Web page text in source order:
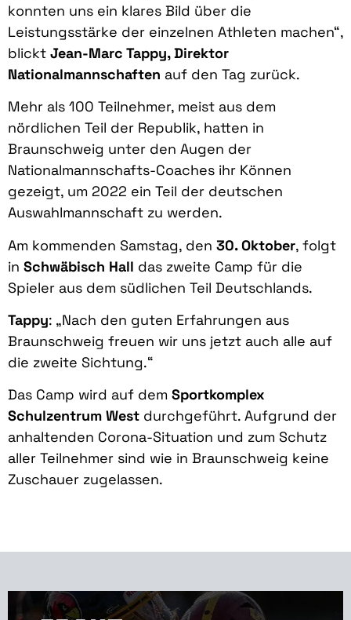
konnten uns ein klares Bild über die
Leistungsstärke der einzelnen Athleten machen“,
blickt Jean-Marc Tappy, Direktor
Nationalmannschaften auf den Tag zurück.
Mehr als 100 Teilnehmer, meist aus dem
nördlichen Teil der Republik, hatten in
Braunschweig unter den Augen der
Nationalmannschafts-Coaches ihr Können
gezeigt, um 2022 ein Teil der deutschen
Auswahlmannschaft zu werden.
Am kommenden Samstag, den 30. Oktober, folgt
in Schwäbisch Hall das zweite Camp für die
Spieler aus dem südlichen Teil Deutschlands.
Tappy: „Nach den guten Erfahrungen aus
Braunschweig freuen wir uns jetzt auch alle auf
die zweite Sichtung.“
Das Camp wird auf dem Sportkomplex
Schulzentrum West durchgeführt. Aufgrund der
anhaltenden Corona-Situation und zum Schutz
aller Teilnehmer sind wie in Braunschweig keine
Zuschauer zugelassen.